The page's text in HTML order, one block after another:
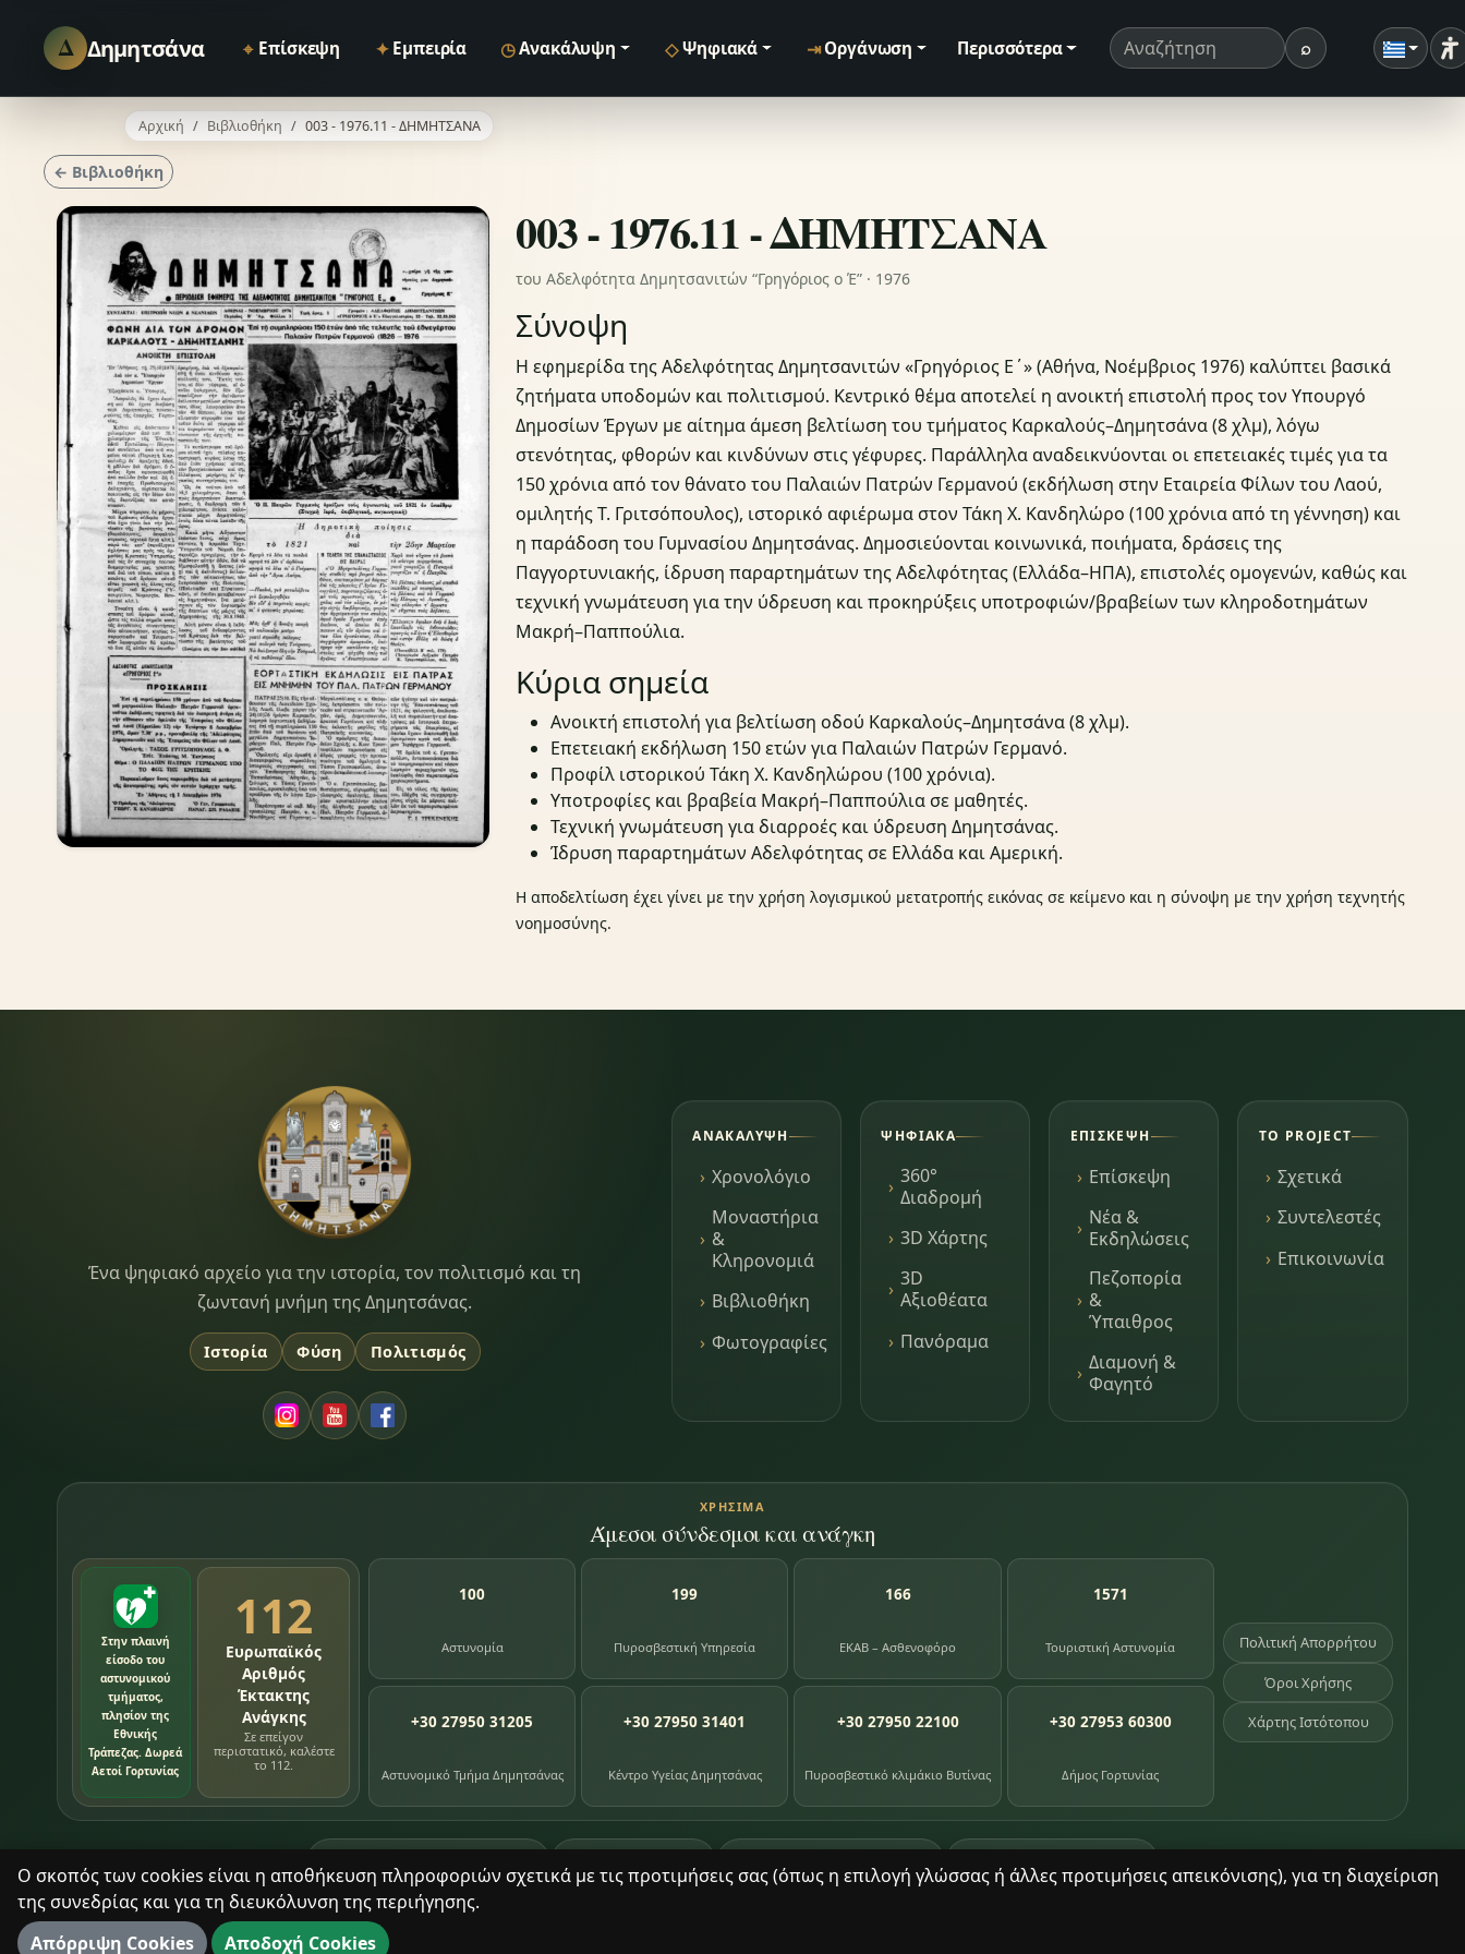
Ο σκοπός των cookies είναι η αποθήκευση πληροφοριών σχετικά με τις προτιμήσεις σας (όπως η επιλογή γλώσσας ή άλλες προτιμήσεις απεικόνισης), για τη διαχείριση
της συνεδρίας και για τη διευκόλυνση της περιήγησης.
Απόρριψη Cookies
Αποδοχή Cookies
Δ Δημητσάνα ⌖ Επίσκεψη ✦ Εμπειρία ◷Ανακάλυψη ◇ Ψηφιακά ⇥ Οργάνωση Περισσότερα Όρος αναζήτησης ⌕Αναζήτηση
Αρχική Βιβλιοθήκη 003 - 1976.11 - ΔΗΜΗΤΣΑΝΑ
← Βιβλιοθήκη
003 - 1976.11 - ΔΗΜΗΤΣΑΝΑ
του Αδελφότητα Δημητσανιτών “Γρηγόριος ο Έ” · 1976
Σύνοψη
Η εφημερίδα της Αδελφότητας Δημητσανιτών «Γρηγόριος Ε΄» (Αθήνα, Νοέμβριος 1976) καλύπτει βασικά
ζητήματα υποδομών και πολιτισμού. Κεντρικό θέμα αποτελεί η ανοικτή επιστολή προς τον Υπουργό
Δημοσίων Έργων με αίτημα άμεση βελτίωση του τμήματος Καρκαλούς–Δημητσάνα (8 χλμ), λόγω
στενότητας, φθορών και κινδύνων στις γέφυρες. Παράλληλα αναδεικνύονται οι επετειακές τιμές για τα
150 χρόνια από τον θάνατο του Παλαιών Πατρών Γερμανού (εκδήλωση στην Εταιρεία Φίλων του Λαού,
ομιλητής Τ. Γριτσόπουλος), ιστορικό αφιέρωμα στον Τάκη Χ. Κανδηλώρο (100 χρόνια από τη γέννηση) και
η παράδοση του Γυμνασίου Δημητσάνας. Δημοσιεύονται κοινωνικά, ποιήματα, δράσεις της
Παγγορτυνιακής, ίδρυση παραρτημάτων της Αδελφότητας (Ελλάδα–ΗΠΑ), επιστολές ομογενών, καθώς και
τεχνική γνωμάτευση για την ύδρευση και προκηρύξεις υποτροφιών/βραβείων των κληροδοτημάτων
Μακρή–Παππούλια.
Κύρια σημεία
Ανοικτή επιστολή για βελτίωση οδού Καρκαλούς–Δημητσάνα (8 χλμ).
Επετειακή εκδήλωση 150 ετών για Παλαιών Πατρών Γερμανό.
Προφίλ ιστορικού Τάκη Χ. Κανδηλώρου (100 χρόνια).
Υποτροφίες και βραβεία Μακρή–Παππούλια σε μαθητές.
Τεχνική γνωμάτευση για διαρροές και ύδρευση Δημητσάνας.
Ίδρυση παραρτημάτων Αδελφότητας σε Ελλάδα και Αμερική.
Η αποδελτίωση έχει γίνει με την χρήση λογισμικού μετατροπής εικόνας σε κείμενο και η σύνοψη με την χρήση τεχνητής
νοημοσύνης.
Dimitsana.gr
Ένα ψηφιακό αρχείο για την ιστορία, τον πολιτισμό και τη
ζωντανή μνήμη της Δημητσάνας.
Ιστορία Φύση Πολιτισμός
ΑΝΑΚΆΛΥΨΗ
Χρονολόγιο
Μοναστήρια
&
Κληρονομιά
Βιβλιοθήκη
Φωτογραφίες
ΨΗΦΙΑΚΆ
360°
Διαδρομή
3D Χάρτης
3D
Αξιοθέατα
Πανόραμα
ΕΠΊΣΚΕΨΗ
Επίσκεψη
Νέα &
Εκδηλώσεις
Πεζοπορία
&
Ύπαιθρος
Διαμονή &
Φαγητό
ΤΟ PROJECT
Σχετικά
Συντελεστές
Επικοινωνία
ΧΡΉΣΙΜΑ
Άμεσοι σύνδεσμοι και ανάγκη
Στην πλαινή
είσοδο του
αστυνομικού
τμήματος,
πλησίον της
Εθνικής
Τράπεζας. Δωρεά
Αετοί Γορτυνίας
112
Ευρωπαϊκός
Αριθμός
Έκτακτης
Ανάγκης
Σε επείγον
περιστατικό, καλέστε
το 112.
100
Αστυνομία
199
Πυροσβεστική Υπηρεσία
166
ΕΚΑΒ – Ασθενοφόρο
1571
Τουριστική Αστυνομία
+30 27950 31205
Αστυνομικό Τμήμα Δημητσάνας
+30 27950 31401
Κέντρο Υγείας Δημητσάνας
+30 27950 22100
Πυροσβεστικό κλιμάκιο Βυτίνας
+30 27953 60300
Δήμος Γορτυνίας
Πολιτική Απορρήτου
Όροι Χρήσης
Χάρτης Ιστότοπου
76 εγγραφές χρονολογίου 87 φωτογραφίες βιβλία βιβλιοθήκης σημεία κληρονομιάς
Με σεβασμό στον τόπο και τους ανθρώπους του.